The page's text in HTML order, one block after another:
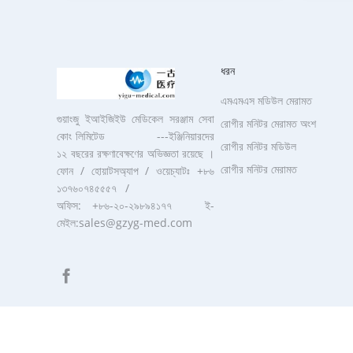
গুয়াংজু ইআইজিইউ মেডিকেল সরঞ্জাম সেবা
কোং লিমিটেড ---ইঞ্জিনিয়ারদের
১২ বছরের রক্ষণাবেক্ষণের অভিজ্ঞতা রয়েছে ।
ফোন / হোয়াটসঅ্যাপ / ওয়েচ্যাটঃ +৮৬
১৩৭৬০৭৪৫৫৫৭ /
অফিস: +৮৬-২০-২৯৮৯৪১৭৭ ই-
মেইল:sales@gzyg-med.com
ধরন
রোগীর মনিটর মেরামত
এমএমএস মডিউল মেরামত
রোগীর মনিটর মেরামত অংশ
রোগীর মনিটর মডিউল